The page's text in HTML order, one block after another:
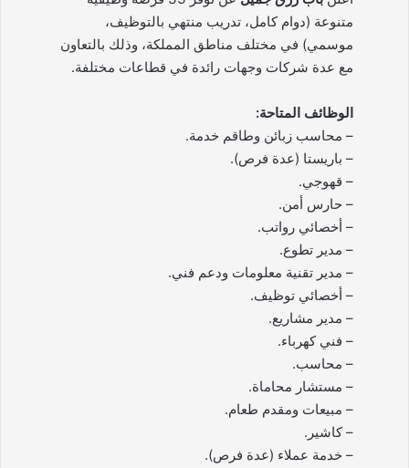
متنوعة (دوام كامل، تدريب منتهي بالتوظيف،
موسمي) في مختلف مناطق المملكة، وذلك بالتعاون
مع عدة شركات وجهات رائدة في قطاعات مختلفة.
الوظائف المتاحة:
– محاسب زبائن وطاقم خدمة.
– باريستا (عدة فرص).
– قهوجي.
– حارس أمن.
– أخصائي رواتب.
– مدير تطوع.
– مدير تقنية معلومات ودعم فني.
– أخصائي توظيف.
– مدير مشاريع.
– فني كهرباء.
– محاسب.
– مستشار محاماة.
– مبيعات ومقدم طعام.
– كاشير.
– خدمة عملاء (عدة فرص).